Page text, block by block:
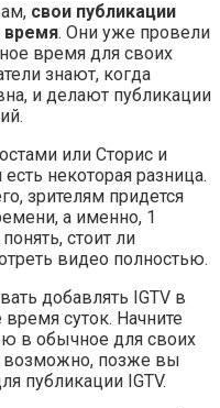
свои публикации
время. Они уже провели
время для своих
знают, когда
и делают публикации
или Сторис и
некоторая разница.
зрителям придется
а именно, 1
стоит ли
видео полностью.
добавлять IGTV в
суток. Начните
в обычное для своих
возможно, позже вы
публикации IGTV.